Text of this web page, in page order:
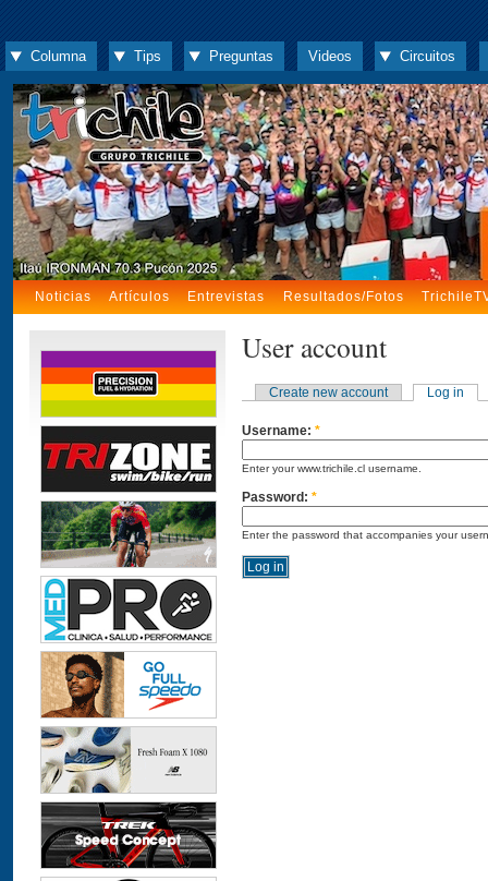
Columna Tips Preguntas Videos Circuitos
Noticias Artículos Entrevistas Resultados/Fotos
User account
Create new account Log in
Username: *
Enter your www.trichile.cl username.
Password: *
Enter the password that accompanies your